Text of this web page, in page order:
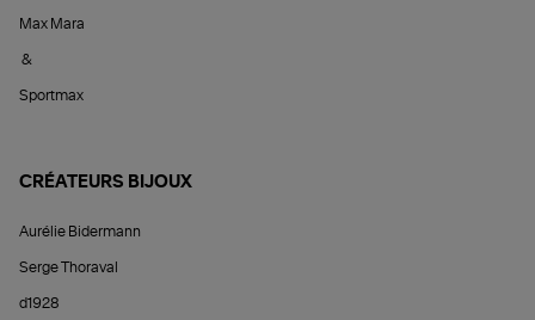
Max Mara
&
Sportmax
CRÉATEURS BIJOUX
Aurélie Bidermann
Serge Thoraval
d1928